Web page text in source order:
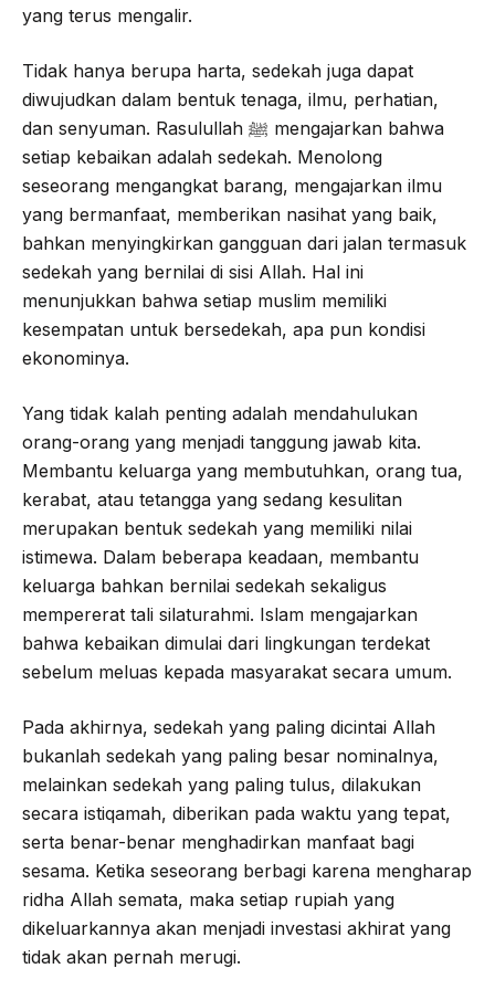
yang terus mengalir.
Tidak hanya berupa harta, sedekah juga dapat
diwujudkan dalam bentuk tenaga, ilmu, perhatian,
dan senyuman. Rasulullah ﷺ mengajarkan bahwa
setiap kebaikan adalah sedekah. Menolong
seseorang mengangkat barang, mengajarkan ilmu
yang bermanfaat, memberikan nasihat yang baik,
bahkan menyingkirkan gangguan dari jalan termasuk
sedekah yang bernilai di sisi Allah. Hal ini
menunjukkan bahwa setiap muslim memiliki
kesempatan untuk bersedekah, apa pun kondisi
ekonominya.
Yang tidak kalah penting adalah mendahulukan
orang-orang yang menjadi tanggung jawab kita.
Membantu keluarga yang membutuhkan, orang tua,
kerabat, atau tetangga yang sedang kesulitan
merupakan bentuk sedekah yang memiliki nilai
istimewa. Dalam beberapa keadaan, membantu
keluarga bahkan bernilai sedekah sekaligus
mempererat tali silaturahmi. Islam mengajarkan
bahwa kebaikan dimulai dari lingkungan terdekat
sebelum meluas kepada masyarakat secara umum.
Pada akhirnya, sedekah yang paling dicintai Allah
bukanlah sedekah yang paling besar nominalnya,
melainkan sedekah yang paling tulus, dilakukan
secara istiqamah, diberikan pada waktu yang tepat,
serta benar-benar menghadirkan manfaat bagi
sesama. Ketika seseorang berbagi karena mengharap
ridha Allah semata, maka setiap rupiah yang
dikeluarkannya akan menjadi investasi akhirat yang
tidak akan pernah merugi.